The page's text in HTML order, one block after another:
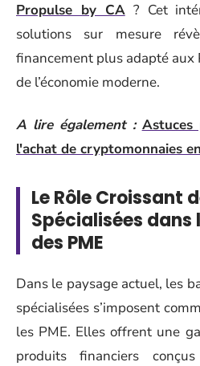
Propulse by CA? Cet
solutions sur mesure
financement plus adapté aux
de l’économie moderne.
A lire également : Astuces
l'achat de cryptomonnaies
Le Rôle Croissant
Spécialisées dans
des PME
Dans le paysage actuel, les
spécialisées s’imposent
les PME. Elles offrent une
produits financiers